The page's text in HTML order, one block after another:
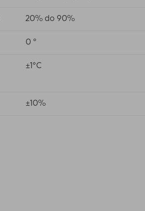
20% do 90%
0 °
±1°C
±10%